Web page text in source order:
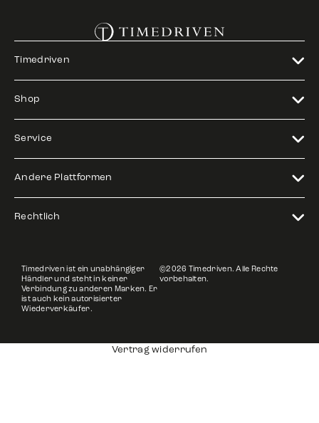
Timedriven
Shop
Service
Andere Plattformen
Rechtlich
Timedriven ist ein unabhängiger
Händler und steht in keiner
Verbindung zu anderen Marken. Er
ist auch kein autorisierter
Wiederverkäufer.
©2026 Timedriven. Alle Rechte
vorbehalten.
Vertrag widerrufen